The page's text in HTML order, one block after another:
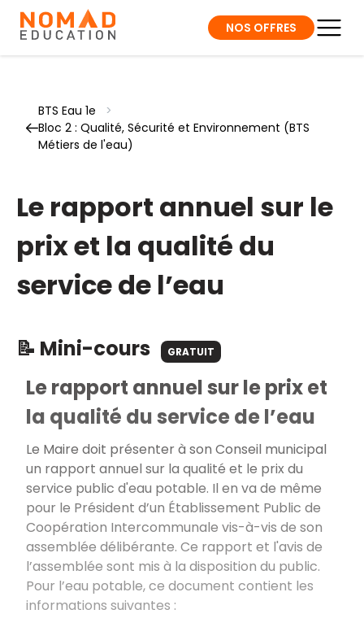
NOS OFFRES
BTS Eau 1e
>
Bloc 2 : Qualité, Sécurité et Environnement (BTS
Métiers de l'eau)
Le rapport annuel sur le
prix et la qualité du
service de l’eau
📝 Mini-cours GRATUIT
Le rapport annuel sur le prix et
la qualité du service de l’eau
Le Maire doit présenter à son Conseil municipal
un rapport annuel sur la qualité et le prix du
service public d'eau potable. Il en va de même
pour le Président d’un Établissement Public de
Coopération Intercommunale vis-à-vis de son
assemblée délibérante. Ce rapport et l'avis de
l’assemblée sont mis à la disposition du public.
Pour l’eau potable, ce document contient les
informations suivantes :